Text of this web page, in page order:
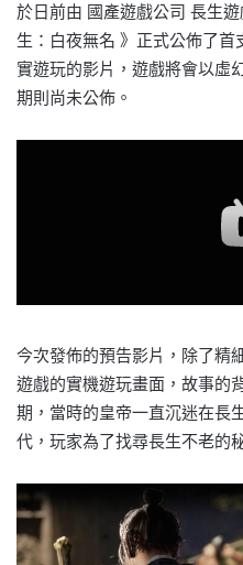
於日前由 國產遊戲公司 長生
生：白夜無名 》正式公佈了
實遊玩的影片，遊戲將會以虛
期則尚未公佈。
今次發佈的預告影片，除了精
遊戲的實機遊玩畫面，故事的
期，當時的皇帝一直沉迷在長
代，玩家為了找尋長生不老的